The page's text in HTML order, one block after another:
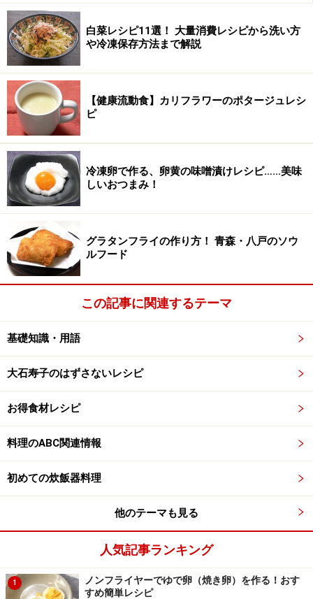
白菜レシピ11選！ 大量消費レシピから洗い方
や冷凍保存方法まで解説
【健康流動食】カリフラワーのポタージュレシ
ピ
冷凍卵で作る、卵黄の味噌漬けレシピ……美味
しいおつまみ！
グラタンフライの作り方！ 青森・八戸のソウ
ルフード
この記事に関連するテーマ
基礎知識・用語
大石寿子のはずさないレシピ
お得食材レシピ
料理のABC関連情報
初めての炊飯器料理
他のテーマも見る
人気記事ランキング
1
ノンフライヤーでゆで卵（焼き卵）を作る！おす
すめ簡単レシピ